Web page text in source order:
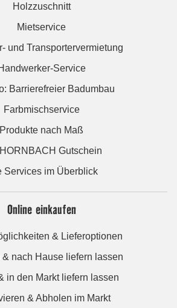
Holzzuschnitt
Mietservice
und Transportervermietung
Service
Barrierefreier Badumbau
Farbmischservice
Produkte nach Maß
Gutschein
Services im Überblick
Online einkaufen
& Lieferoptionen
& nach Hause liefern lassen
in den Markt liefern lassen
& Abholen im Markt